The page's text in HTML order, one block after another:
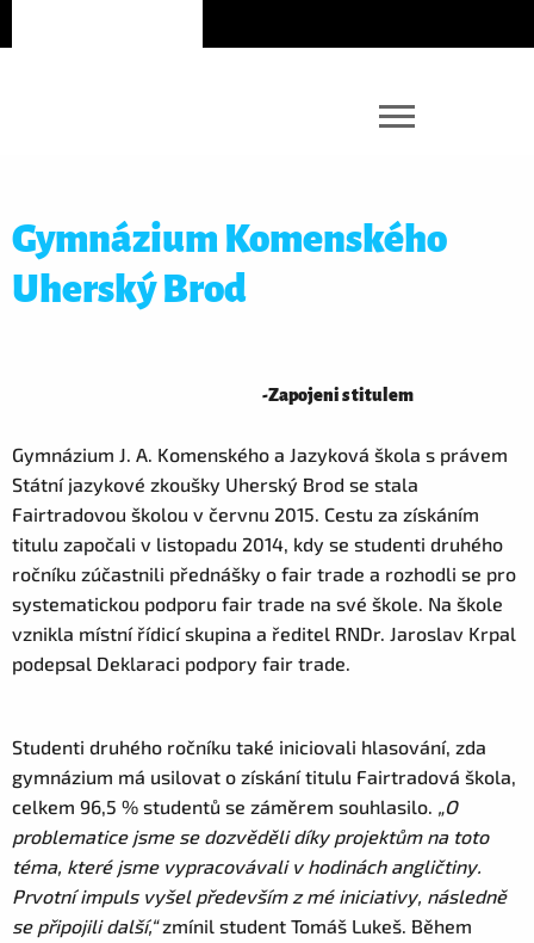
Gymnázium Komenského
Uherský Brod
-Zapojeni s titulem
Gymnázium J. A. Komenského a Jazyková škola s právem
Státní jazykové zkoušky Uherský Brod se stala
Fairtradovou školou v červnu 2015. Cestu za získáním
titulu započali v listopadu 2014, kdy se studenti druhého
ročníku zúčastnili přednášky o fair trade a rozhodli se pro
systematickou podporu fair trade na své škole. Na škole
vznikla místní řídicí skupina a ředitel RNDr. Jaroslav Krpal
podepsal Deklaraci podpory fair trade.
Studenti druhého ročníku také iniciovali hlasování, zda
gymnázium má usilovat o získání titulu Fairtradová škola,
celkem 96,5 % studentů se záměrem souhlasilo. „O
problematice jsme se dozvěděli díky projektům na toto
téma, které jsme vypracovávali v hodinách angličtiny.
Prvotní impuls vyšel především z mé iniciativy, následně
se připojili další,“zmínil student Tomáš Lukeš. Během